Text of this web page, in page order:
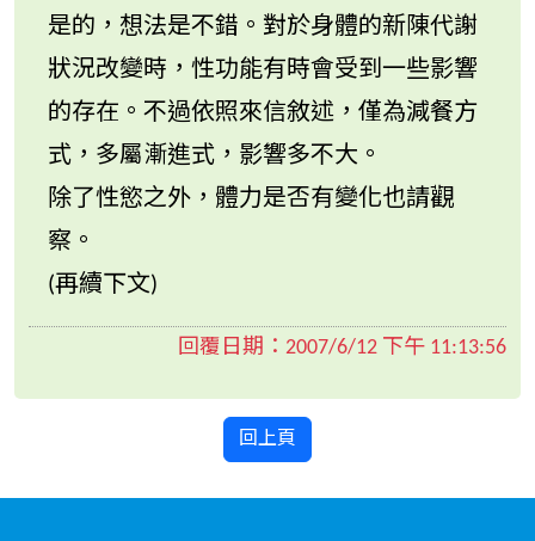
是的，想法是不錯。對於身體的新陳代謝
狀況改變時，性功能有時會受到一些影響
的存在。不過依照來信敘述，僅為減餐方
式，多屬漸進式，影響多不大。
除了性慾之外，體力是否有變化也請觀
察。
(再續下文)
回覆日期： 2007/6/12 下午 11:13:56
回上頁